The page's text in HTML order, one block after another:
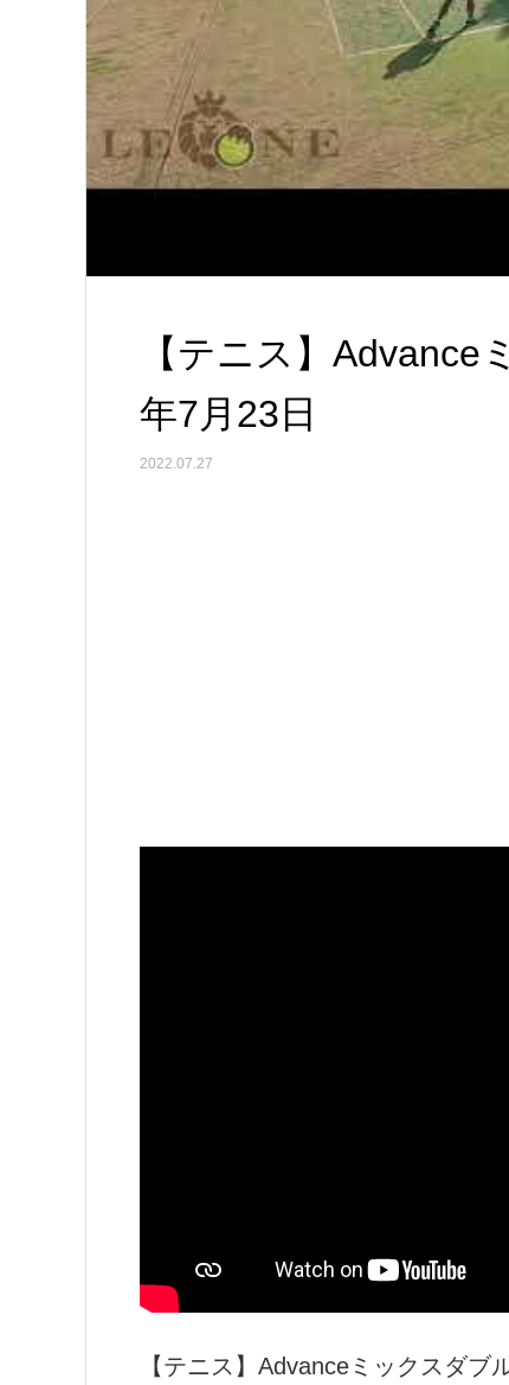
【テニス】
年7月23日
2022.07.27
【テニス】Advanceミックスダブ